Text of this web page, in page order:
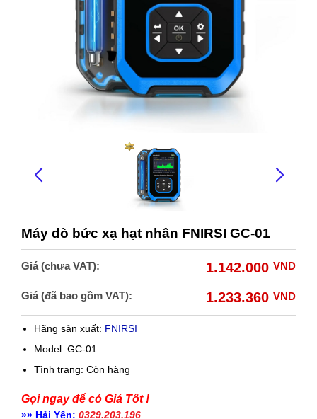
Máy dò bức xạ hạt nhân FNIRSI GC-01
Giá (chưa VAT): 1.142.000 VND
Giá (đã bao gồm VAT): 1.233.360 VND
Hãng sản xuất: FNIRSI
Model: GC-01
Tình trạng: Còn hàng
Gọi ngay để có Giá Tốt !
»» Hải Yến: 0329.203.196